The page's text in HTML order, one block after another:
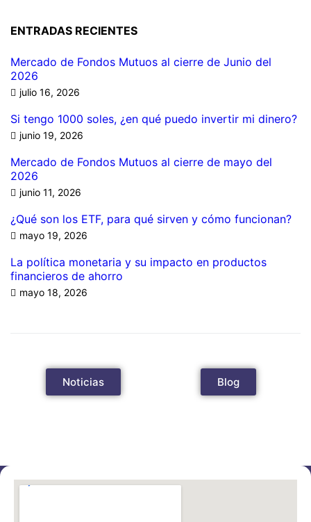
ENTRADAS RECIENTES
Mercado de Fondos Mutuos al cierre de Junio del
2026
julio 16, 2026
Si tengo 1000 soles, ¿en qué puedo invertir mi dinero?
junio 19, 2026
Mercado de Fondos Mutuos al cierre de mayo del
2026
junio 11, 2026
¿Qué son los ETF, para qué sirven y cómo funcionan?
mayo 19, 2026
La política monetaria y su impacto en productos
financieros de ahorro
mayo 18, 2026
Noticias Blog